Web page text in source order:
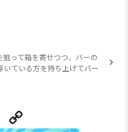
って箱を寄せつつ、バーの
ている方を持ち上げてバー
Line